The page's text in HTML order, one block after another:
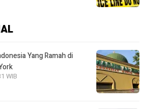
Yang Ramah di
WIB